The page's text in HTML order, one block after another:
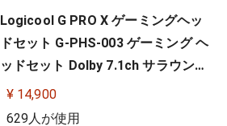
Logicool G PRO X ゲーミングヘッ
ドセット G-PHS-003 ゲーミング ヘ
ッドセット Dolby 7.1ch サラウンド
サウンド 3.5mm 有線 マイク付き Bl
ue VO!CE搭載 軽量 PS5 PS4 PC win
¥ 14,900
629人が使用